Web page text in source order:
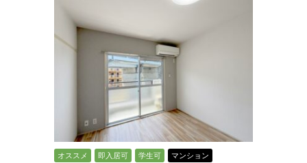
オススメ 即入居可 学生可 マンション